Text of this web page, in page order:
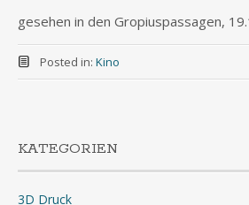
gesehen in den Gropiuspassagen,
Posted in: Kino
KATEGORIEN
3D Druck